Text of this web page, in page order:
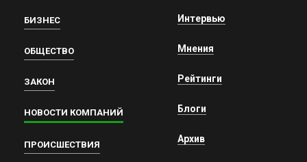
БИЗНЕС
ОБЩЕСТВО
ЗАКОН
НОВОСТИ КОМПАНИЙ
ПРОИСШЕСТВИЯ
Интервью
Мнения
Рейтинги
Блоги
Архив